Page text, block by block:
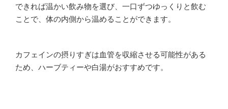
できれば温かい飲み物を選び、一口ずつゆっくりと飲む
ことで、体の内側から温めることができます。
カフェインの摂りすぎは血管を収縮させる可能性がある
ため、ハーブティーや白湯がおすすめです。